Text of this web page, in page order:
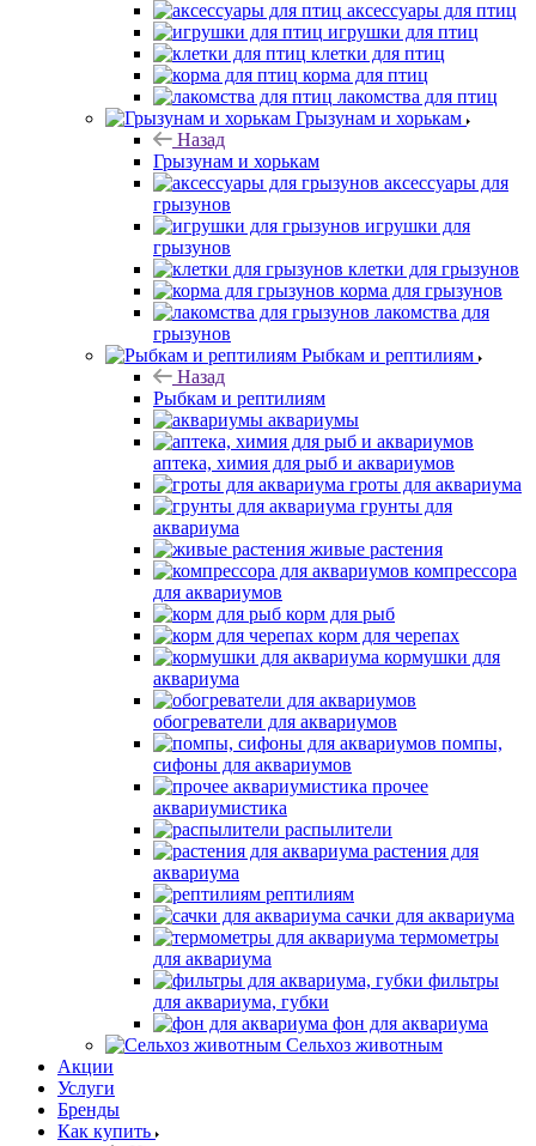
аксессуары для птиц
игрушки для птиц
клетки для птиц
корма для птиц
лакомства для птиц
Грызунам и хорькам
Назад
Грызунам и хорькам
аксессуары для
грызунов
игрушки для
грызунов
клетки для грызунов
корма для грызунов
лакомства для
грызунов
Рыбкам и рептилиям
Назад
Рыбкам и рептилиям
аквариумы
аптека, химия для рыб и аквариумов
гроты для аквариума
грунты для
аквариума
живые растения
компрессора
для аквариумов
корм для рыб
корм для черепах
кормушки для
аквариума
обогреватели для аквариумов
помпы,
сифоны для аквариумов
прочее
аквариумистика
распылители
растения для
аквариума
рептилиям
сачки для аквариума
термометры
для аквариума
фильтры
для аквариума, губки
фон для аквариума
Сельхоз животным
Акции
Услуги
Бренды
Как купить